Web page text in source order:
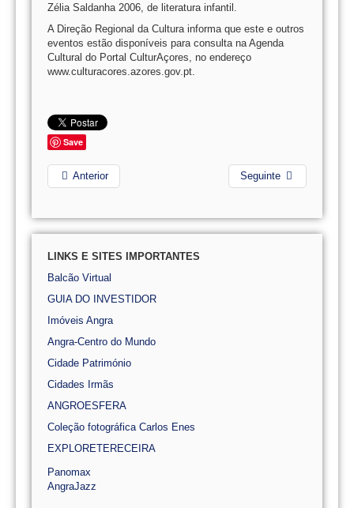
Zélia Saldanha 2006, de literatura infantil.
A Direção Regional da Cultura informa que este e outros
eventos estão disponíveis para consulta na Agenda
Cultural do Portal CulturAçores, no endereço
www.culturacores.azores.gov.pt.
Save
Anterior Seguinte
LINKS E SITES IMPORTANTES
Balcão Virtual
GUIA DO INVESTIDOR
Imóveis Angra
Angra-Centro do Mundo
Cidade Património
Cidades Irmãs
ANGROESFERA
Coleção fotográfica Carlos Enes
EXPLORETERECEIRA
Panomax
AngraJazz